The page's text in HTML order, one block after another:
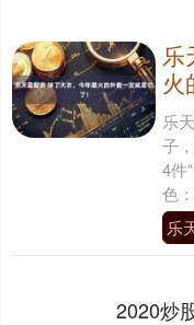
乐
火
乐
子
4件
色
乐
2020炒